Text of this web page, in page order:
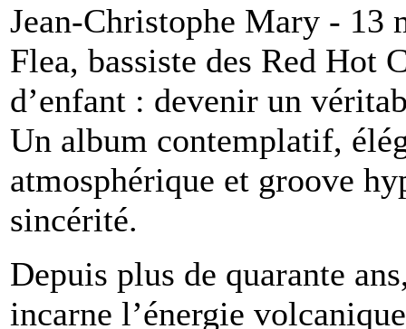
Jean-Christophe Mary - 13
Flea, bassiste des Red Hot
d’enfant : devenir un
Un album contemplatif,
atmosphérique et groove
sincérité.
Depuis plus de quarante
incarne l’énergie